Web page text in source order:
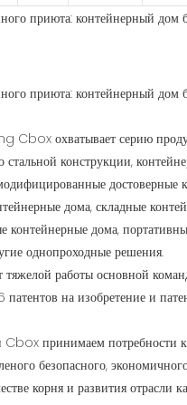
охватывает серию
стальной конструкции,
достоверные
дома, складные
контейнерные дома,
однопроходные решения.
тяжелой работы основной
патентов на изобретение и
принимаем потребности
безопасного,
корня и развития отрасли